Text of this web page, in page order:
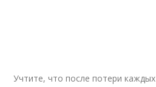
Учтите, что после потери каждых